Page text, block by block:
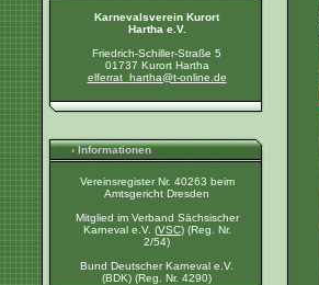
Karnevalsverein Kurort
Hartha e.V.
Friedrich-Schiller-Straße 5
01737 Kurort Hartha
elferrat_hartha@t-online.de
› Informationen
Vereinsregister Nr. 40263 beim
Amtsgericht Dresden
Mitglied im Verband Sächsischer
Karneval e.V. (VSC) (Reg. Nr.
2/54)
Bund Deutscher Karneval e.V.
(BDK) (Reg. Nr. 4290)